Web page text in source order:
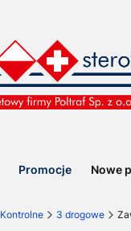
Promocje Nowe
Kontrolne 3 drogowe